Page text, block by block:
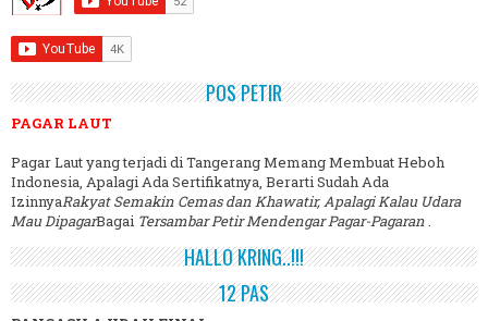
POS PETIR
PAGAR LAUT
Pagar Laut yang terjadi di Tangerang Memang Membuat Heboh
Indonesia, Apalagi Ada Sertifikatnya, Berarti Sudah Ada
IzinnyaRakyat Semakin Cemas dan Khawatir, Apalagi Kalau Udara
Mau DipagarBagai Tersambar Petir Mendengar Pagar-Pagaran
HALLO KRING..!!!
12 PAS